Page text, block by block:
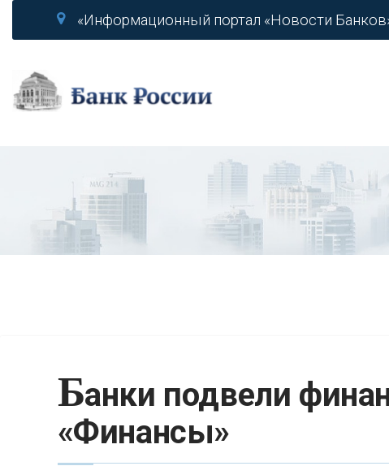
«Информационный портал «Новости
Банки подвели
«Финансы»